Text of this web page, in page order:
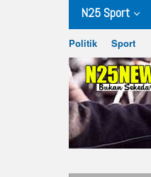
N25 Sport
Politik Sport